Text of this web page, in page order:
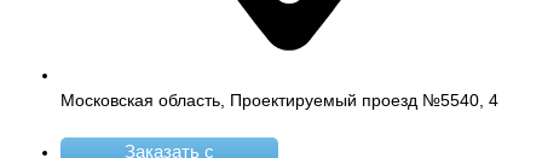
Московская область, Проектируемый проезд №5540, 4
Заказать с